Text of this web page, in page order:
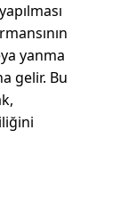
yanma
gelir. Bu